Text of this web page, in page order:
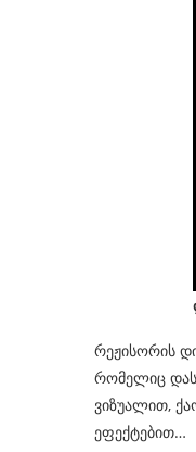
რეჟისორის
რომელიც
ვიზუალით,
ეფექტებით…